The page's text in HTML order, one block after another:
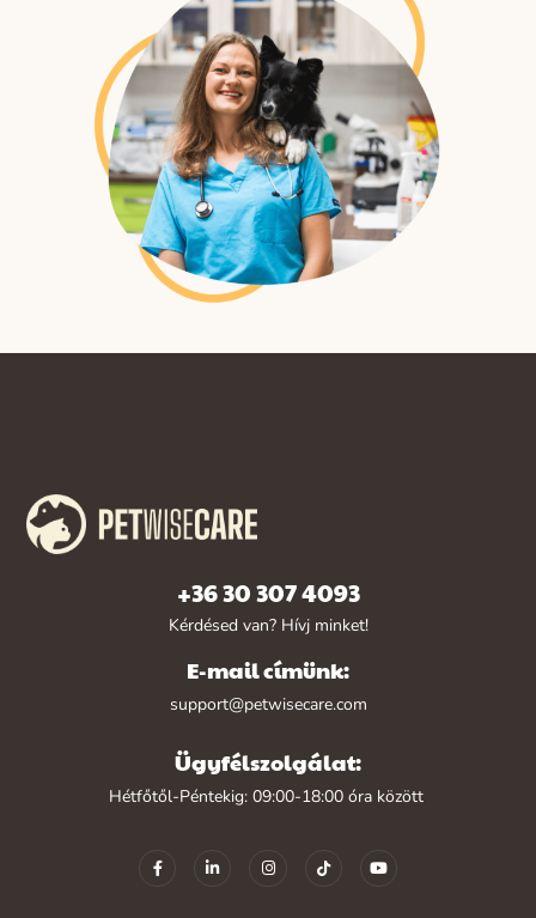
+36 30 307 4093
Kérdésed van? Hívj minket!
E-mail címünk:
support@petwisecare.com
Ügyfélszolgálat:
Hétfőtől-Péntekig: 09:00-18:00 óra között